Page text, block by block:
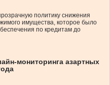
политику снижения
имущества, которое было
по кредитам до
мониторинга азартных